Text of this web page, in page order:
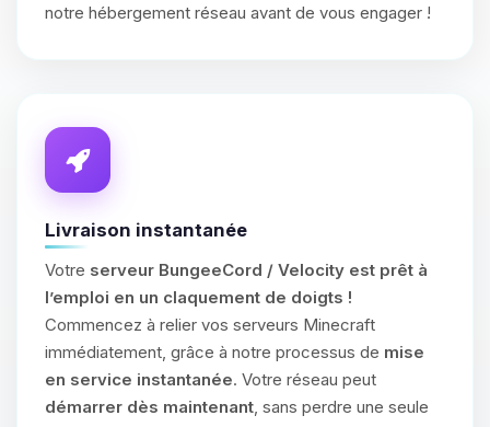
notre hébergement réseau avant de vous engager !
Livraison instantanée
Votre serveur BungeeCord / Velocity est prêt à
l’emploi en un claquement de doigts !
Commencez à relier vos serveurs Minecraft
immédiatement, grâce à notre processus de mise
en service instantanée. Votre réseau peut
démarrer dès maintenant , sans perdre une seule